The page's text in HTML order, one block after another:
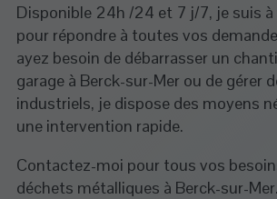
Disponible 24h /24 et 7 j/7, je suis
pour répondre à toutes vos
ayez besoin de débarrasser un
garage à Berck-sur-Mer ou de gérer
industriels, je dispose des moyens
une intervention rapide.
Contactez-moi pour tous vos
déchets métalliques à Berck-sur-Mer.